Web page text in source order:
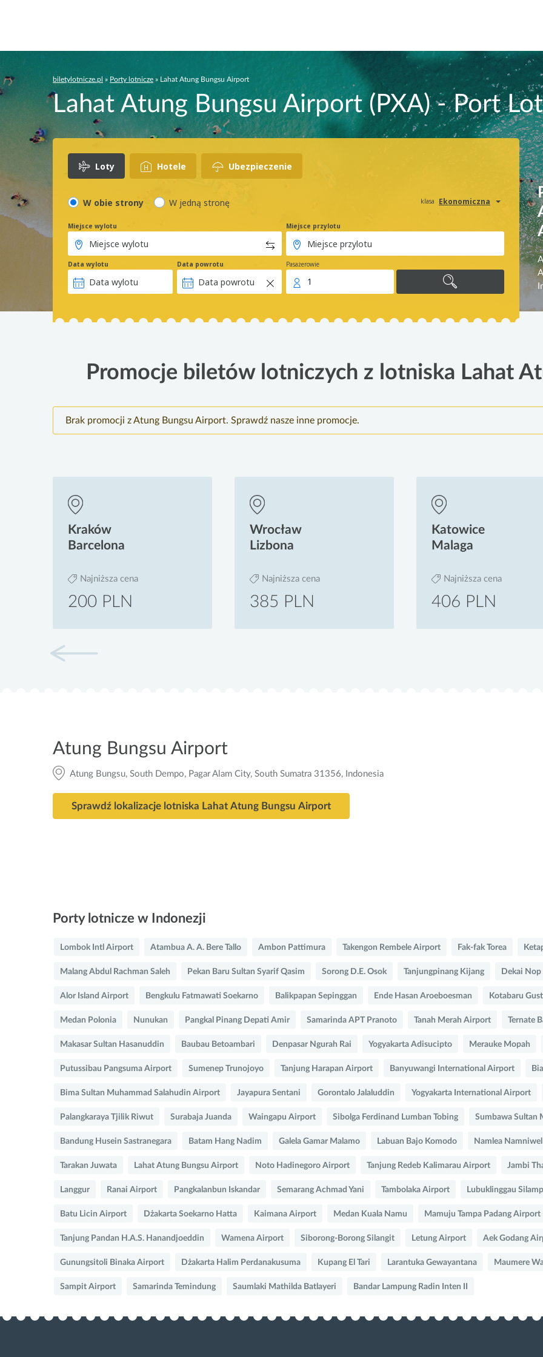
biletylotnicze.pl » Porty lotnicze » Lahat Atung Bungsu Airport
Lahat Atung Bungsu Airport (PXA) - Port
Loty Hotele Ubezpieczenie
klasa Ekonomiczna
W obie strony W jedną stronę
Miejsce wylotu Miejsce przylotu
Data wylotu Data powrotu Pasażerowie
1
Promocje biletów lotniczych z lotniska Lahat
Brak promocji z Atung Bungsu Airport. Sprawdź nasze inne promocje.
Kraków
Barcelona
Najniższa cena
200 PLN
Wrocław
Lizbona
Najniższa cena
385 PLN
Katowice
Malaga
Najniższa cena
406 PLN
Atung Bungsu Airport
Atung Bungsu, South Dempo, Pagar Alam City, South Sumatra 31356, Indonesia
Sprawdź lokalizacje lotniska Lahat Atung Bungsu Airport
Porty lotnicze w Indonezji
Lombok Intl Airport Atambua A. A. Bere Tallo Ambon Pattimura Takengon Rembele Airport Fak-fak Torea
Malang Abdul Rachman Saleh Pekan Baru Sultan Syarif Qasim Sorong D.E. Osok Tanjungpinang Kijang Dekai
Alor Island Airport Bengkulu Fatmawati Soekarno Balikpapan Sepinggan Ende Hasan Aroeboesman Kotabaru
Medan Polonia Nunukan Pangkal Pinang Depati Amir Samarinda APT Pranoto Tanah Merah Airport Ternate
Makasar Sultan Hasanuddin Baubau Betoambari Denpasar Ngurah Rai Yogyakarta Adisucipto Merauke Mopah
Putussibau Pangsuma Airport Sumenep Trunojoyo Tanjung Harapan Airport Banyuwangi International Airport
Bima Sultan Muhammad Salahudin Airport Jayapura Sentani Gorontalo Jalaluddin Yogyakarta International Airport
Palangkaraya Tjilik Riwut Surabaja Juanda Waingapu Airport Sibolga Ferdinand Lumban Tobing Sumbawa Sultan
Bandung Husein Sastranegara Batam Hang Nadim Galela Gamar Malamo Labuan Bajo Komodo Namlea Namniwel
Tarakan Juwata Lahat Atung Bungsu Airport Noto Hadinegoro Airport Tanjung Redeb Kalimarau Airport Jambi
Langgur Ranai Airport Pangkalanbun Iskandar Semarang Achmad Yani Tambolaka Airport Lubuklinggau
Batu Licin Airport Dżakarta Soekarno Hatta Kaimana Airport Medan Kuala Namu Mamuju Tampa Padang Airport
Tanjung Pandan H.A.S. Hanandjoeddin Wamena Airport Siborong-Borong Silangit Letung Airport Aek Godang
Gunungsitoli Binaka Airport Dżakarta Halim Perdanakusuma Kupang El Tari Larantuka Gewayantana Maumere
Sampit Airport Samarinda Temindung Saumlaki Mathilda Batlayeri Bandar Lampung Radin Inten II